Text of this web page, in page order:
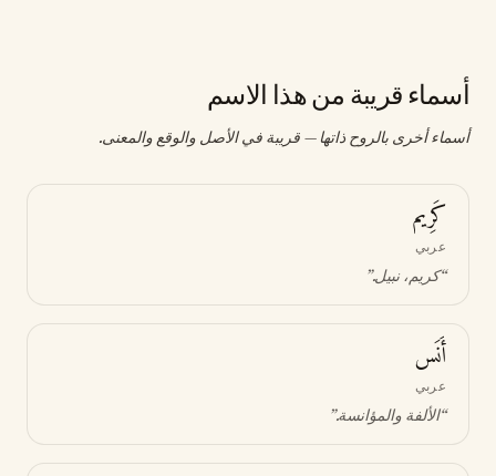
أسماء قريبة من هذا الاسم
أسماء أخرى بالروح ذاتها — قريبة في الأصل والوقع والمعنى.
كَرِيم
عربي
“كريم، نبيل.”
أَنَس
عربي
“الألفة والمؤانسة.”